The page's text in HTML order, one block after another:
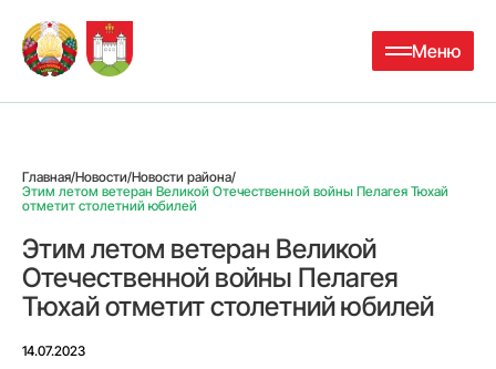
Меню
Главная/Новости/Новости района/
Этим летом ветеран Великой Отечественной войны Пелагея Тюхай
отметит столетний юбилей
Этим летом ветеран Великой
Отечественной войны Пелагея
Тюхай отметит столетний юбилей
14.07.2023